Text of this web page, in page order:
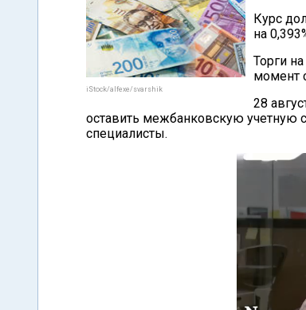
iStock/alfexe/svarshik
Курс
на
Торги
момент
28
оставить межбанковскую учетную
специалисты.